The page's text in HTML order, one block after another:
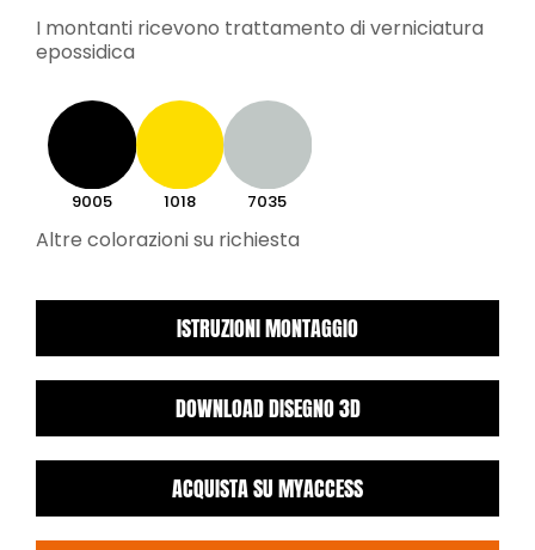
I montanti ricevono trattamento di verniciatura
epossidica
9005 1018 7035
Altre colorazioni su richiesta
ISTRUZIONI MONTAGGIO
DOWNLOAD DISEGNO 3D
ACQUISTA SU MYACCESS